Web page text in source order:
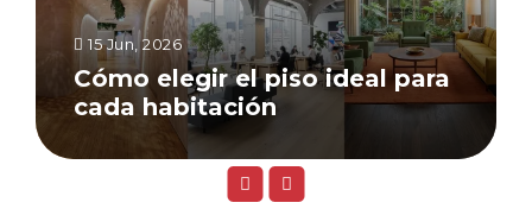
15 Jun, 2026
Cómo elegir el piso ideal para
cada habitación